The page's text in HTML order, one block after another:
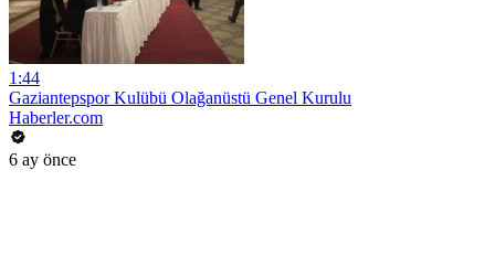
1:44
Gaziantepspor Kulübü Olağanüstü Genel Kurulu
Haberler.com
6 ay önce